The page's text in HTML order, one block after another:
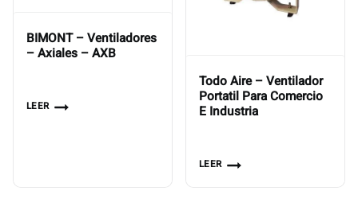
BIMONT – Ventiladores
– Axiales – AXB
LEER
Todo Aire – Ventilador
Portatil Para Comercio
E Industria
LEER